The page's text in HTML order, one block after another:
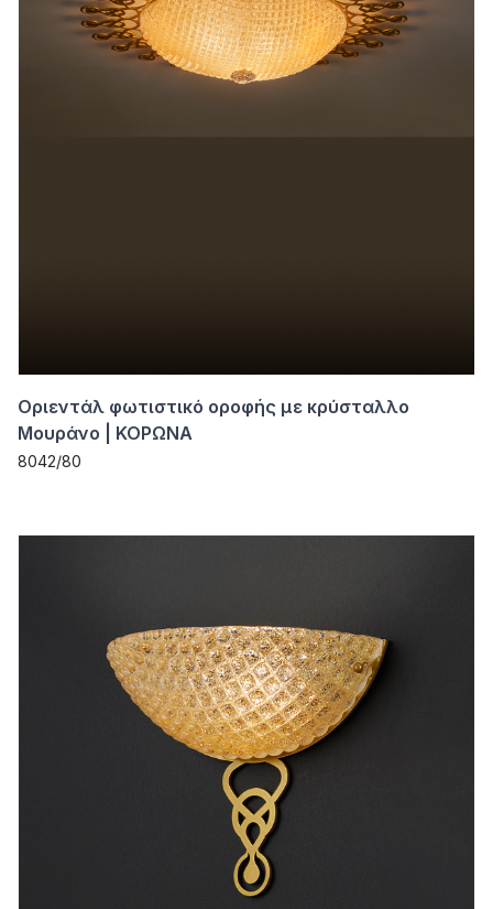
Οριεντάλ φωτιστικό οροφής με κρύσταλλο
Μουράνο | ΚΟΡΩΝΑ
8042/80